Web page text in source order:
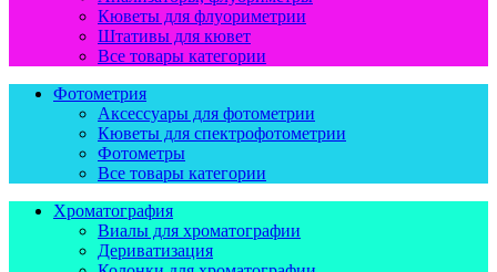
Кюветы для флуориметрии
Штативы для кювет
Все товары категории
Фотометрия
Аксессуары для фотометрии
Кюветы для спектрофотометрии
Фотометры
Все товары категории
Хроматография
Виалы для хроматографии
Дериватизация